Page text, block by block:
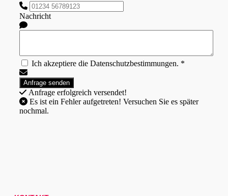
Nachricht
Ich akzeptiere die Datenschutzbestimmungen. *
Anfrage erfolgreich versendet!
nochmal.